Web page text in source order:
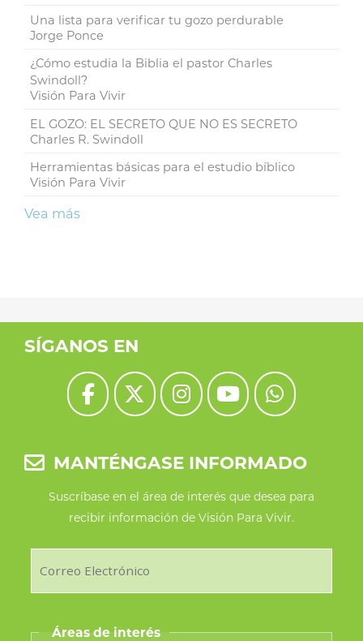
Una lista para verificar tu gozo perdurable
Jorge Ponce
¿Cómo estudia la Biblia el pastor Charles
Swindoll?
Visión Para Vivir
EL GOZO: EL SECRETO QUE NO ES SECRETO
Charles R. Swindoll
Herramientas básicas para el estudio bíblico
Visión Para Vivir
Vea más
SÍGANOS EN
MANTÉNGASE INFORMADO
Suscríbase en el área de interés que desea para
recibir información de Visión Para Vivir.
Áreas de interés